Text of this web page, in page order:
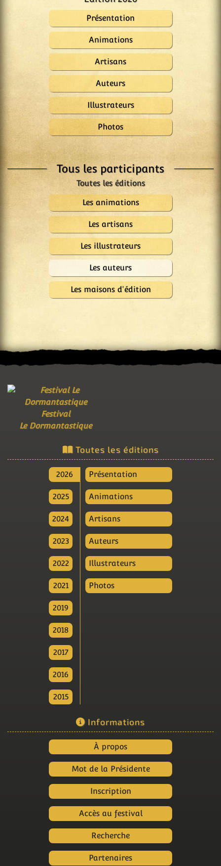
Présentation
Animations
Artisans
Auteurs
Illustrateurs
Photos
Tous les participants
Les animations
Les artisans
Les illustrateurs
Les auteurs
Les maisons d'édition
Festival
Le Dormantastique
Toutes les éditions
2026
2025
2024
2023
2022
2021
2019
2018
2017
2016
2015
Présentation
Animations
Artisans
Auteurs
Illustrateurs
Photos
Informations
À propos
Mot de la Présidente
Inscription
Accès au festival
Recherche
Partenaires